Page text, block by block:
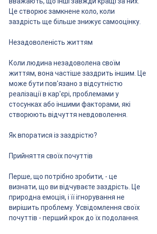
Це створює замкнене коло, коли
заздрість ще більше знижує самооцінку.
Незадоволеність життям
Коли людина незадоволена своїм
життям, вона частіше заздрить іншим. Це
може бути пов'язано з відсутністю
реалізації в кар'єрі, проблемами у
стосунках або іншими факторами, які
створюють відчуття невдоволення.
Як впоратися із заздрістю?
Прийняття своїх почуттів
Перше, що потрібно зробити, - це
визнати, що ви відчуваєте заздрість. Це
природна емоція, і її ігнорування не
вирішить проблему. Усвідомлення своїх
почуттів - перший крок до їх подолання.